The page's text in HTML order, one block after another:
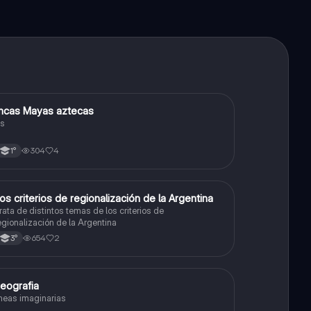
HistoriaMayas aztecas
1° 304 4
Geografía
criterios de regionalización de la Argentina
de distintos temas de los criterios de
de la Argentina
3° 654 2
Geografía
imaginarias